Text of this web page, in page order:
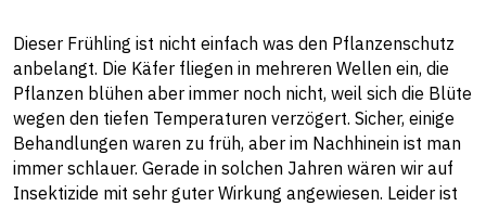
Dieser Frühling ist nicht einfach was den Pflanzenschutz
anbelangt. Die Käfer fliegen in mehreren Wellen ein, die
Pflanzen blühen aber immer noch nicht, weil sich die Blüte
wegen den tiefen Temperaturen verzögert. Sicher, einige
Behandlungen waren zu früh, aber im Nachhinein ist man
immer schlauer. Gerade in solchen Jahren wären wir auf
Insektizide mit sehr guter Wirkung angewiesen. Leider ist